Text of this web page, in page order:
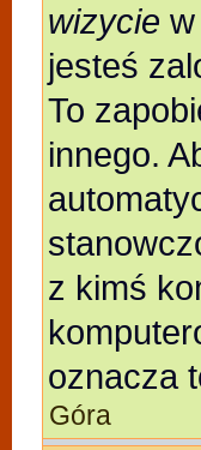
wizycie
jesteś
To
innego.
z kimś
oznacza
Góra